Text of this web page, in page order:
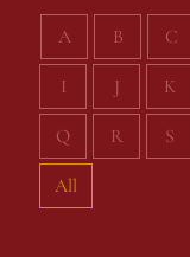
A B C
I J K
Q R S
All